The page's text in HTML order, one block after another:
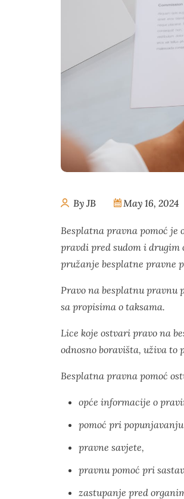
By JB May 16, 2024
Besplatna pravna pomoć
pravdi pred sudom i
pružanje besplatne pravne
Pravo na besplatnu pravnu
sa propisima o taksama.
Lice koje ostvari pravo na
odnosno boravišta, uživa
Besplatna pravna pomoć
opće informacije o
pomoć pri
pravne savjete,
pravnu pomoć pri
zastupanje pred